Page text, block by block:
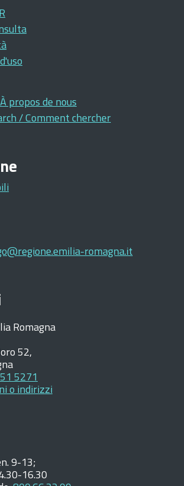
propos de nous
/ Comment chercher
romagna.it
Romagna
52,
5271
o indirizzi
9-13;
16.30